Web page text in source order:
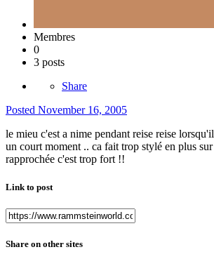
Membres
0
3 posts
Share
Posted November 16, 2005
le mieu c'est a nime pendant reise reise
un court moment .. ca fait trop stylé en plus
rapprochée c'est trop fort !!
Link to post
Share on other sites